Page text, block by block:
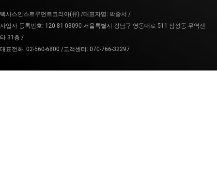
텍사스인스트루먼트코리아(유) /대표자명: 박중서 /
사업자 등록번호: 120-81-03090 서울특별시 강남구 영동대로 511 삼성동 무역센
타 31층 /
대표전화: 02-560-6800 /고객센터: 070-766-32297